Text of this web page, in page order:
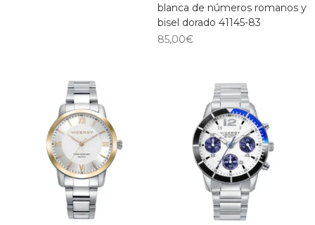
blanca de números romanos y
bisel dorado 41145-83
85,00€